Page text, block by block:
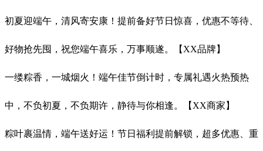
初夏迎端午，清风寄安康！提前备好节日惊喜，优惠不等待、
好物抢先囤，祝您端午喜乐，万事顺遂。【XX品牌】
一缕粽香，一城烟火！端午佳节倒计时，专属礼遇火热预热
中，不负初夏，不负期许，静待与你相逢。【XX商家】
粽叶裹温情，端午送好运！节日福利提前解锁，超多优惠、重